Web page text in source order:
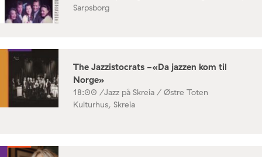
Sarpsborg
The Jazzistocrats -«Da jazzen kom til
Norge»
18:00 /Jazz på Skreia / Østre Toten
Kulturhus, Skreia